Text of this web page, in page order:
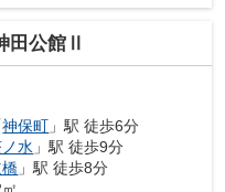
田公館Ⅱ
神保町 」駅 徒歩6分
水 」駅 徒歩9分
」駅 徒歩8分